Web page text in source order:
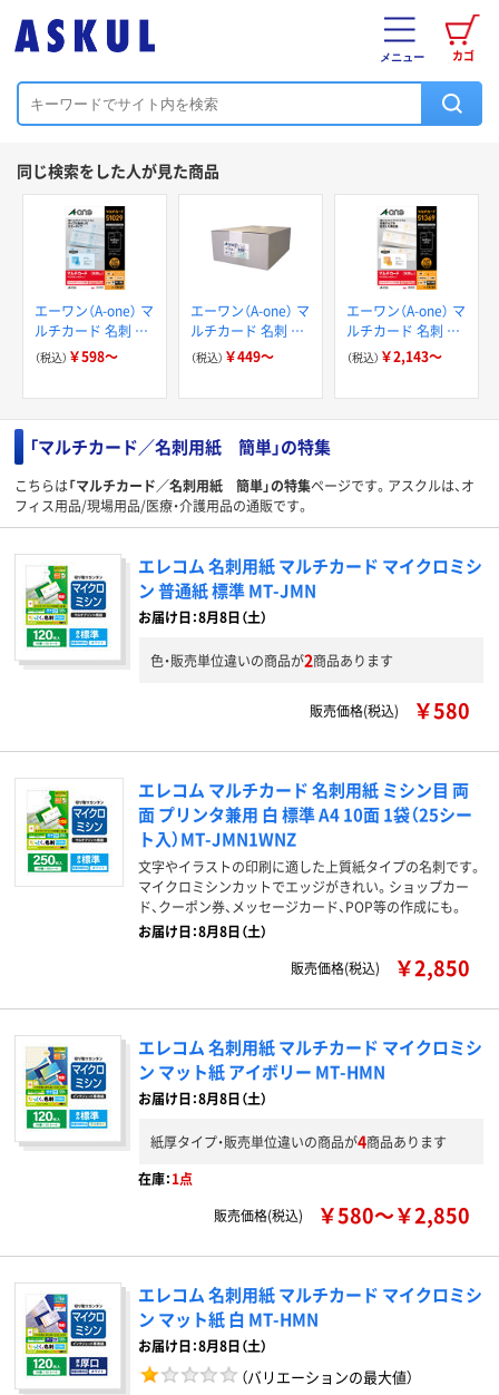
カゴ
メニュー
同じ検索をした人が見た商品
エーワン（A-one） マ
ルチカード 名刺 ミ
シン目 マット紙 標
（税込） ￥598～
エーワン（A-one） マ
ルチカード 名刺 ミ
シン目 マット紙 プ
（税込） ￥449～
エーワン（A-one） マ
ルチカード 名刺 ミ
シン目 再生紙 プリ
ンタ兼用 A4 10面
（税込） ￥2,143～
「マルチカード／名刺用紙 簡単」の特集
こちらは「マルチカード／名刺用紙 簡単」の特集ページです。アスクルは、オ
フィス用品/現場用品/医療・介護用品の通販です。
エレコム 名刺用紙 マルチカード マイクロミシ
ン 普通紙 標準 MT-JMN
お届け日：8月8日（土）
色・販売単位違いの商品が2商品あります
販売価格(税込) ￥580
エレコム マルチカード 名刺用紙 ミシン目 両
面 プリンタ兼用 白 標準 A4 10面 1袋（25シー
ト入）MT-JMN1WNZ
文字やイラストの印刷に適した上質紙タイプの名刺です。
マイクロミシンカットでエッジがきれい。ショップカー
ド、クーポン券、メッセージカード、POP等の作成にも。
お届け日：8月8日（土）
販売価格(税込)
￥2,850
エレコム 名刺用紙 マルチカード マイクロミシ
ン マット紙 アイボリー MT-HMN
お届け日：8月8日（土）
紙厚タイプ・販売単位違いの商品が4商品あります
在庫：1点
販売価格(税込)
￥580～￥2,850
エレコム 名刺用紙 マルチカード マイクロミシ
ン マット紙 白 MT-HMN
お届け日：8月8日（土）
（バリエーションの最大値）